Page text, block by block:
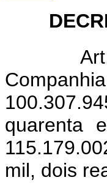
Art.
quarenta
mil, dois